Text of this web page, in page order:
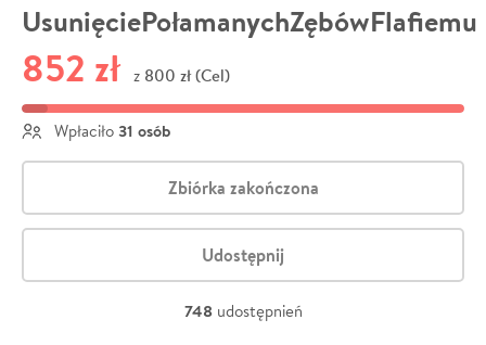
UsunięciePołamanychZębówFlafiemu
852 zł z 800 zł (Cel)
Wpłaciło 31 osób
Zbiórka zakończona
Udostępnij
748 udostępnień